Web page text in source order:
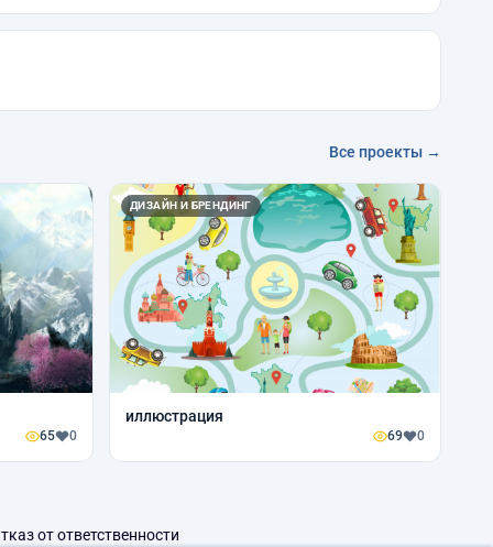
Все проекты →
65 0
ДИЗАЙН И БРЕНДИНГ
иллюстрация
69 0
от ответственности